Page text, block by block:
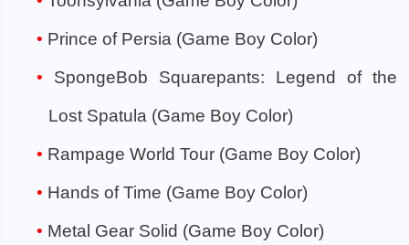
Prince of Persia (Game Boy Color)
SpongeBob Squarepants: Legend of the
Lost Spatula (Game Boy Color)
Rampage World Tour (Game Boy Color)
Hands of Time (Game Boy Color)
Metal Gear Solid (Game Boy Color)